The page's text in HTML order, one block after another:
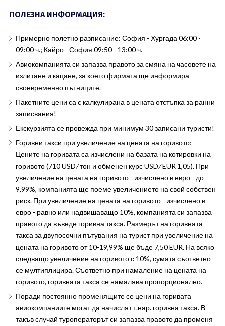
ПОЛЕЗНА ИНФОРМАЦИЯ:
Примерно полетно разписание: София - Хургада 06:00 -
09:00 ч.; Кайро - София 09:50 - 13:00 ч.
Авиокомпанията си запазва правото за смяна на часовете на
излитане и кацане, за което фирмата ще информира
своевременно пътниците.
Пакетните цени са с калкулирана в цената отстъпка за ранни
записвания!
Екскурзията се провежда при минимум 30 записани туристи!
Горивни такси при увеличение на цената на горивото:
Цените на горивата са изчислени на базата на котировки на
горивото (710 USD ∕ тон и обменен курс USD ∕ EUR 1,05). При
увеличение на цената на горивото - изчислено в евро - до
9,99%, компанията ще поеме увеличението на свой собствен
риск. При увеличение на цената на горивото - изчислено в
евро - равно или надвишаващо 10%, компанията си запазва
правото да въведе горивна такса. Размерът на горивната
такса за двупосочни пътувания на турист при увеличение на
цената на горивото от 10-19,99% ще бъде 7,50 EUR. На всяко
следващо увеличение на горивото с 10%, сумата съответно
се мултиплицира. Съответно при намаление на цената на
горивото, горивната такса се намалява пропорционално.
Поради постоянно променящите се цени на горивата
авиокомпаниите могат да начислят т.нар. горивна такса. В
такъв случай туроператорът си запазва правото да променя